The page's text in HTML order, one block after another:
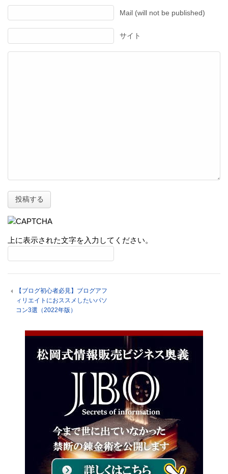
Mail (will not be published)
サイト
上に表示された文字を入力してください。
【ブログ初心者必見】ブログアフ
ィリエイトにおススメしたいパソ
コン3選（2022年版）